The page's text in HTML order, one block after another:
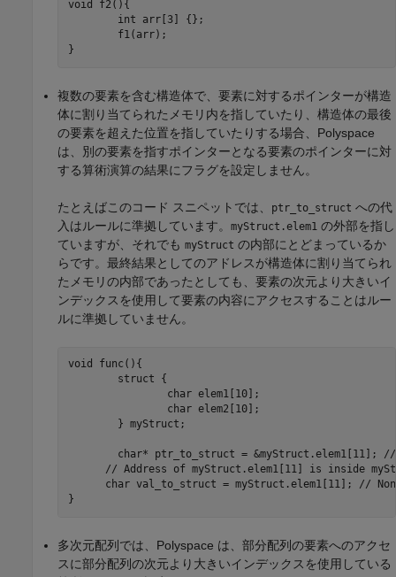
void f2(){
}
複数の要素を含む構造体で、要素に対するポインターが構造
体に割り当てられたメモリ内を指していたり、構造体の最後
の要素を超えた位置を指していたりする場合、Polyspace
は、別の要素を指すポインターとなる要素のポインターに対
する算術演算の結果にフラグを設定しません。
たとえばこのコード スニペットでは、 ptr_to_struct への代
入はルールに準拠しています。 myStruct.elem1 の外部を指し
ていますが、それでも myStruct の内部にとどまっているか
らです。最終結果としてのアドレスが構造体に割り当てられ
たメモリの内部であったとしても、要素の次元より大きいイ
ンデックスを使用して要素の内容にアクセスすることはルー
ルに準拠していません。
void func(){
// Address of myStruct.elem1[11] is inside
char val_to_struct = myStruct.elem1[11]; //
}
多次元配列では、Polyspace は、部分配列の要素へのアクセ
スに部分配列の次元より大きいインデックスを使用している